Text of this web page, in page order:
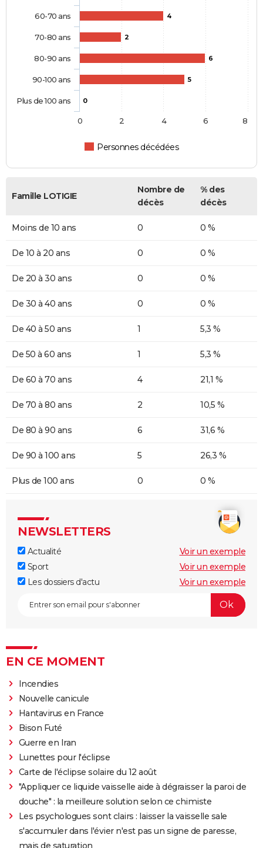
4
2
6
5
0
Personnes décédées
60-70 ans
70-80 ans
80-90 ans
90-100 ans
Plus de 100 ans
0 2 4 6 8
Famille LOTIGIE
Nombre de
décès
% des
décès
Moins de 10 ans 0 0 %
De 10 à 20 ans 0 0 %
De 20 à 30 ans 0 0 %
De 30 à 40 ans 0 0 %
De 40 à 50 ans 1 5,3 %
De 50 à 60 ans 1 5,3 %
De 60 à 70 ans 4 21,1 %
De 70 à 80 ans 2 10,5 %
De 80 à 90 ans 6 31,6 %
De 90 à 100 ans 5 26,3 %
Plus de 100 ans 0 0 %
NEWSLETTERS
Actualité
Voir un exemple
Sport
Voir un exemple
Les dossiers d'actu
Voir un exemple
EN CE MOMENT
Incendies
Nouvelle canicule
Hantavirus en France
Bison Futé
Guerre en Iran
Lunettes pour l'éclipse
Carte de l'éclipse solaire du 12 août
"Appliquer ce liquide vaisselle aide à dégraisser la paroi de
douche" : la meilleure solution selon ce chimiste
Les psychologues sont clairs : laisser la vaisselle sale
s'accumuler dans l'évier n'est pas un signe de paresse,
mais de saturation